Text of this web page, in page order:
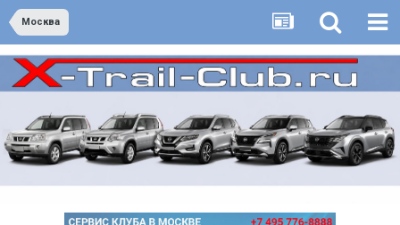
Москва